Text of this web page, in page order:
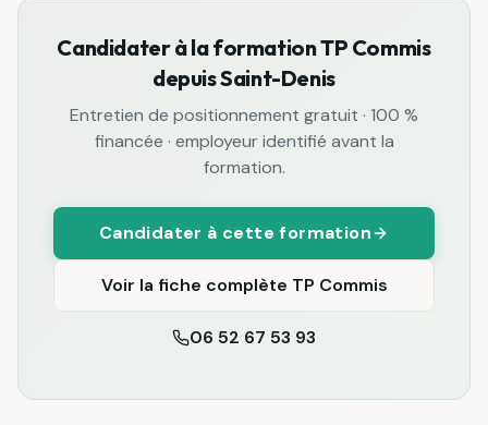
Candidater à la formationTP Commis
depuisSaint-Denis
Entretien de positionnement gratuit · 100 %
financée · employeur identifié avant la
formation.
Candidater à cette formation
Voir la fiche complète TP Commis
06 52 67 53 93